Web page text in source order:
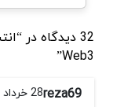
Web3”
reza6928 خرداد 1402 - 16:02